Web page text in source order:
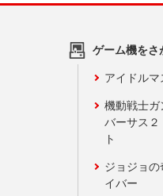
ゲーム機をさ
アイドル
機動戦士ガ
バーサス２
ト
ジョジョ
イバー